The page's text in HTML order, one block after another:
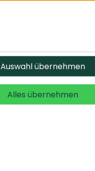
Auswahl übernehmen
Alles übernehmen